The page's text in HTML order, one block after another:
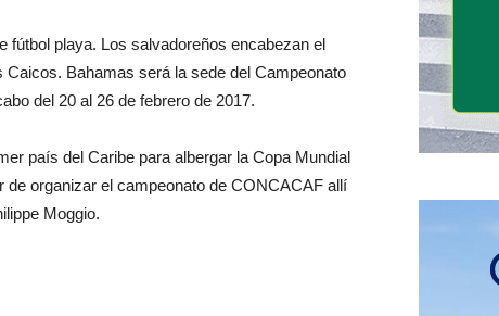
fútbol playa. Los salvadoreños encabezan el
Bahamas será la sede del Campeonato
del 20 al 26 de febrero de 2017.
país del Caribe para albergar la Copa Mundial
organizar el campeonato de CONCACAF allí
Moggio.